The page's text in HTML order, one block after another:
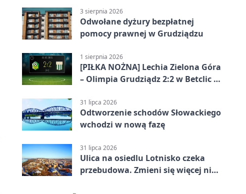
3 sierpnia 2026
Odwołane dyżury bezpłatnej
pomocy prawnej w Grudziądzu
1 sierpnia 2026
[PIŁKA NOŻNA] Lechia Zielona Góra
– Olimpia Grudziądz 2:2 w Betclic 2.
końcówce
31 lipca 2026
Odtworzenie schodów Słowackiego
wchodzi w nową fazę
31 lipca 2026
Ulica na osiedlu Lotnisko czeka
przebudowa. Zmieni się więcej niż